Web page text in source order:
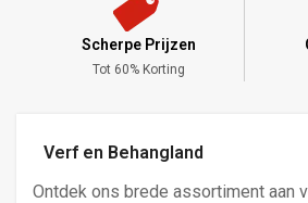
Scherpe Prijzen
Tot 60% Korting
Verf en Behangland
Ontdek ons brede assortiment aan